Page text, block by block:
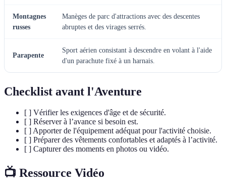
Montagnes
russes
Manèges de parc d'attractions avec des descentes
abruptes et des virages serrés.
Parapente
Sport aérien consistant à descendre en volant à l'aide
d'un parachute fixé à un harnais.
Checklist avant l'Aventure
[ ] Vérifier les exigences d'âge et de sécurité.
[ ] Réserver à l’avance si besoin est.
[ ] Apporter de l'équipement adéquat pour l'activité choisie.
[ ] Préparer des vêtements confortables et adaptés à l’activité.
[ ] Capturer des moments en photos ou vidéo.
📺 Ressource Vidéo